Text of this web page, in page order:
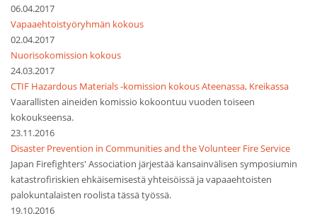
06.04.2017
Vapaaehtoistyöryhmän kokous
02.04.2017
Nuorisokomission kokous
24.03.2017
CTIF Hazardous Materials -komission kokous Ateenassa, Kreikassa
Vaarallisten aineiden komissio kokoontuu vuoden toiseen
kokoukseensa.
23.11.2016
Disaster Prevention in Communities and the Volunteer Fire Service
Japan Firefighters' Association järjestää kansainvälisen symposiumin
katastrofiriskien ehkäisemisestä yhteisöissä ja vapaaehtoisten
palokuntalaisten roolista tässä työssä.
19.10.2016